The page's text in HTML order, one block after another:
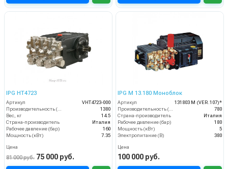
IPG HT4723
Артикул
VHT4723-000
Производительность (л/ч)
1380
Вес, кг
14.5
Страна-производитель
Италия
Рабочее давление (бар)
160
Мощность (кВт)
7.35
Цена
81 000 руб. 75 000 руб.
IPG M 13.180 Моноблок
Артикул
131803 М (VER.107)*
Производительность (л/ч)
780
Страна-производитель
Италия
Рабочее давление (бар)
180
Мощность (кВт)
5
Электропитание (В)
380
Цена
100 000 руб.